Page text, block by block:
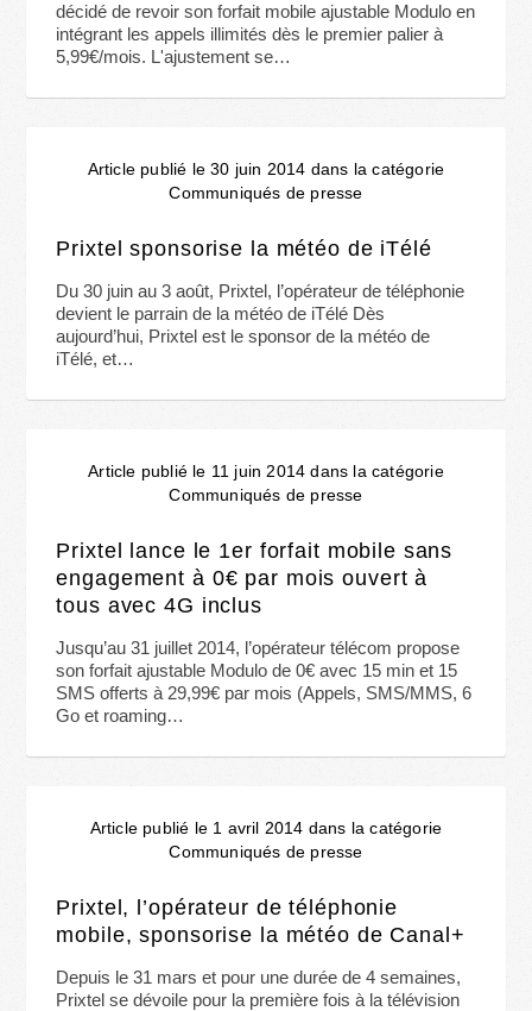
décidé de revoir son forfait mobile ajustable Modulo en
intégrant les appels illimités dès le premier palier à
5,99€/mois. L'ajustement se…
Article publié le 30 juin 2014 dans la catégorie
Communiqués de presse
Prixtel sponsorise la météo de iTélé
Du 30 juin au 3 août, Prixtel, l’opérateur de téléphonie
devient le parrain de la météo de iTélé Dès
aujourd’hui, Prixtel est le sponsor de la météo de
iTélé, et…
Article publié le 11 juin 2014 dans la catégorie
Communiqués de presse
Prixtel lance le 1er forfait mobile sans
engagement à 0€ par mois ouvert à
tous avec 4G inclus
Jusqu’au 31 juillet 2014, l’opérateur télécom propose
son forfait ajustable Modulo de 0€ avec 15 min et 15
SMS offerts à 29,99€ par mois (Appels, SMS/MMS, 6
Go et roaming…
Article publié le 1 avril 2014 dans la catégorie
Communiqués de presse
Prixtel, l’opérateur de téléphonie
mobile, sponsorise la météo de Canal+
Depuis le 31 mars et pour une durée de 4 semaines,
Prixtel se dévoile pour la première fois à la télévision